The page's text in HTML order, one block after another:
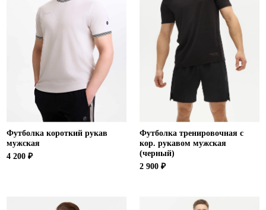
Футболка короткий рукав
мужская
4 200 ₽
Футболка тренировочная с
кор. рукавом мужская
(черный)
2 900 ₽